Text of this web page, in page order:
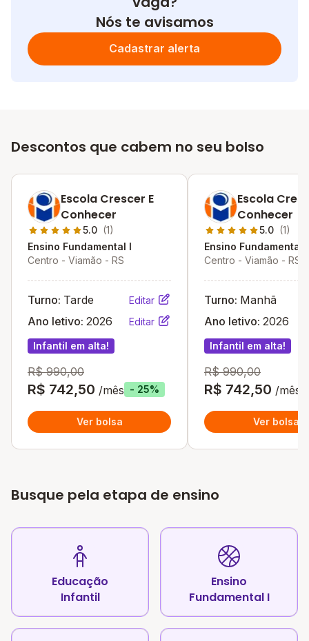
Nós te avisamos
Cadastrar alerta
Descontos que cabem no seu bolso
Escola Crescer E
Conhecer
5.0 (1)
Ensino Fundamental I
Centro - Viamão - RS
Turno: Tarde Editar
Ano letivo: 2026 Editar
Infantil em alta!
R$ 990,00
R$ 742,50 /mês - 25%
Ver bolsa
Escola
Conhecer
5.0 (1)
Ensino Fundamental I
Centro - Viamão - RS
Turno: Manhã
Ano letivo: 2026
Infantil em alta!
R$ 990,00
R$ 742,50 /mês
Ver bolsa
Busque pela etapa de ensino
Educação
Infantil
Ensino
Fundamental I